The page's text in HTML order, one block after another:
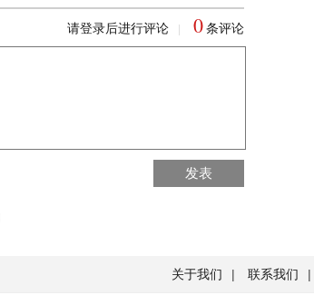
请登录后进行评论 0条评论
发表
回到首页
关于我们 | 联系我们 |